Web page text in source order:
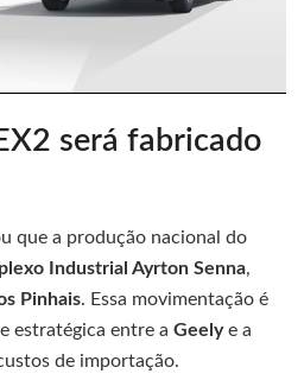
será fabricado
que a produção nacional do
Industrial Ayrton Senna,
Pinhais. Essa movimentação é
estratégica entre a Geelye a
de importação.